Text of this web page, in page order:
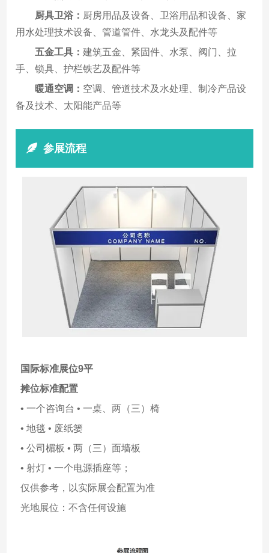
厨具卫浴： 厨房用品及设备、卫浴用品和设备、家
用水处理技术设备、管道管件、水龙头及配件等
五金工具：建筑五金、紧固件、水泵、阀门、拉
手、锁具、护栏铁艺及配件等
暖通空调： 空调、管道技术及水处理、制冷产品设
备及技术、太阳能产品等
参展流程
国际标准展位9平
摊位标准配置
• 一个咨询台 • 一桌、两（三）椅
• 地毯 • 废纸篓
• 公司楣板 • 两（三）面墙板
• 射灯 • 一个电源插座等；
仅供参考，以实际展会配置为准
光地展位：不含任何设施